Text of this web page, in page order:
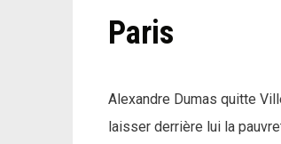
Paris
Alexandre Dumas quitte
laisser derrière lui la